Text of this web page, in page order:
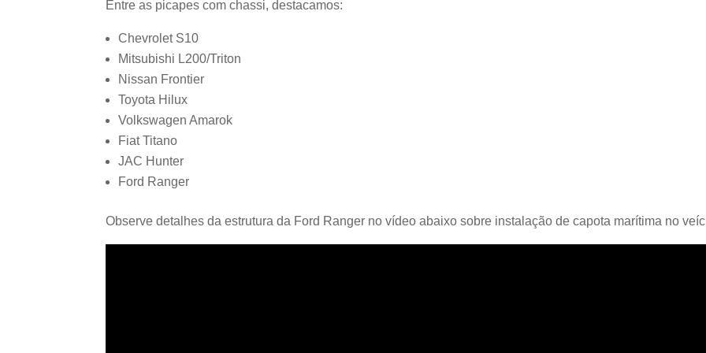
Entre as picapes com chassi, destacamos:
Chevrolet S10
Mitsubishi L200/Triton
Nissan Frontier
Toyota Hilux
Volkswagen Amarok
Fiat Titano
JAC Hunter
Ford Ranger
Observe detalhes da estrutura da Ford Ranger no vídeo abaixo sobre instalação de capota marítima no